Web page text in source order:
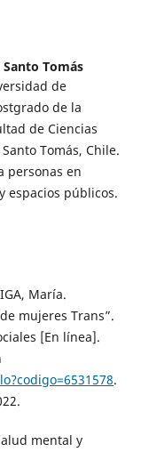
Tomás
de
de la
de Ciencias
Tomás, Chile.
personas en
espacios públicos.
María.
mujeres Trans”.
[En línea].
.
mental y